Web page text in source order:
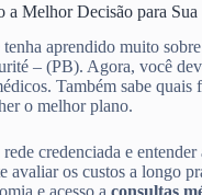
a Melhor Decisão para Sua
aprendido muito sobre
– (PB). Agora, você
Também sabe quais
o melhor plano.
credenciada e entender
avaliar os custos a longo